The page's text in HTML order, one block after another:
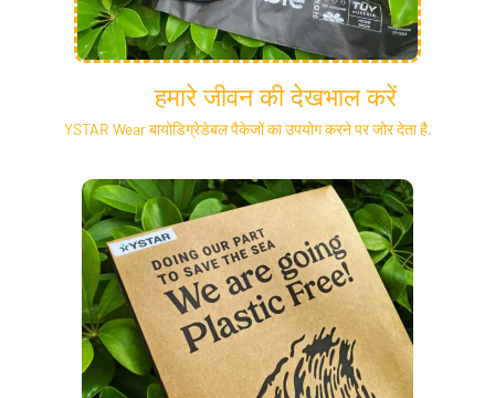
हमारे जीवन की देखभाल करें
YSTAR Wear बायोडिग्रेडेबल पैकेजों का उपयोग करने पर जोर देता है.